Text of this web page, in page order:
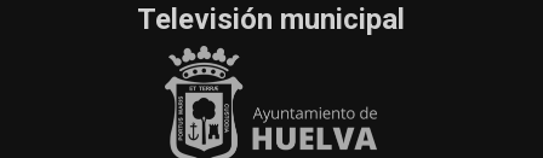
Televisión municipal